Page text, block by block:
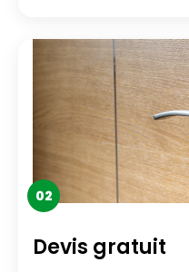
02
Devis gratuit